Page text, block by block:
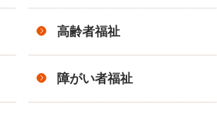
高齢者福祉
障がい者福祉